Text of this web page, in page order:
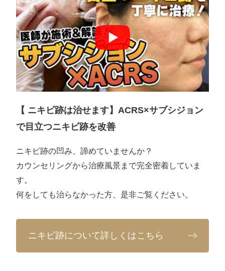
【 ニキビ跡は治せます】ACRS×サブシジョン
で目立つニキビ跡を改善
ニキビ跡の凹み、諦めていませんか？
カウンセリングから治療風景まで完全密着していま
す。
何をしても治らなかった方、是非ご覧ください。
ニキビ跡について詳しくはこちら